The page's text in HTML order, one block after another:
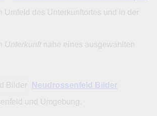
Umfeld des Unterkunftortes und in der
Unterkunft nahe eines ausgewählten
Neudrossenfeld Bilder
und Umgebung.